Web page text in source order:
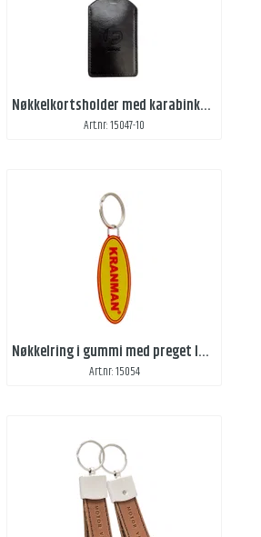
Nøkkelkortsholder med karabinkrok, i kunstlær med preging
Art.nr: 15047-10
Nøkkelring i gummi med preget logo og egen form
Art.nr: 15054